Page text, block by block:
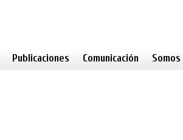
Publicaciones Comunicación Somos